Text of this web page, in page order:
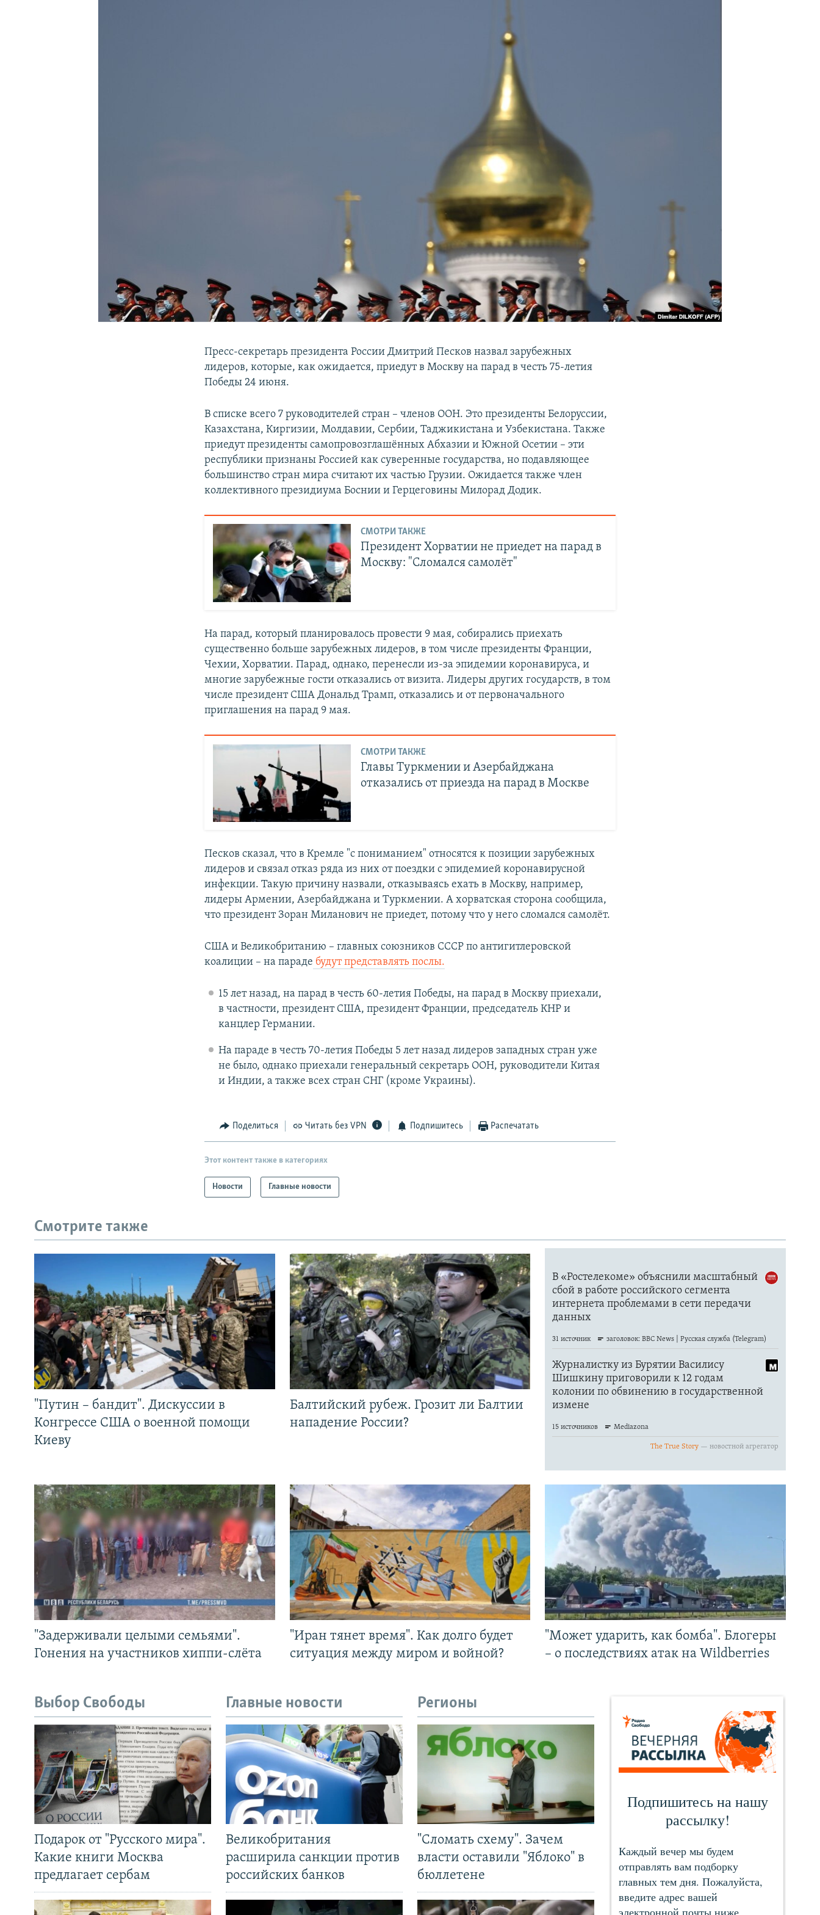
Пресс-секретарь президента России Дмитрий Песков назвал зарубежных
лидеров, которые, как ожидается, приедут в Москву на парад в честь 75-летия
Победы 24 июня.
В списке всего 7 руководителей стран – членов ООН. Это президенты Белоруссии,
Казахстана, Киргизии, Молдавии, Сербии, Таджикистана и Узбекистана. Также
приедут президенты самопровозглашённых Абхазии и Южной Осетии – эти
республики признаны Россией как суверенные государства, но подавляющее
большинство стран мира считают их частью Грузии. Ожидается также член
коллективного президиума Боснии и Герцеговины Милорад Додик.
СМОТРИ ТАКЖЕ
Президент Хорватии не приедет на парад в
Москву: "Сломался самолёт"
На парад, который планировалось провести 9 мая, собирались приехать
существенно больше зарубежных лидеров, в том числе президенты Франции,
Чехии, Хорватии. Парад, однако, перенесли из-за эпидемии коронавируса, и
многие зарубежные гости отказались от визита. Лидеры других государств, в том
числе президент США Дональд Трамп, отказались и от первоначального
приглашения на парад 9 мая.
СМОТРИ ТАКЖЕ
Главы Туркмении и Азербайджана
отказались от приезда на парад в Москве
Песков сказал, что в Кремле "с пониманием" относятся к позиции зарубежных
лидеров и связал отказ ряда из них от поездки с эпидемией коронавирусной
инфекции. Такую причину назвали, отказываясь ехать в Москву, например,
лидеры Армении, Азербайджана и Туркмении. А хорватская сторона сообщила,
что президент Зоран Миланович не приедет, потому что у него сломался самолёт.
США и Великобританию – главных союзников СССР по антигитлеровской
коалиции – на параде будут представлять послы.
15 лет назад, на парад в честь 60-летия Победы, на парад в Москву приехали,
в частности, президент США, президент Франции, председатель КНР и
канцлер Германии.
На параде в честь 70-летия Победы 5 лет назад лидеров западных стран уже
не было, однако приехали генеральный секретарь ООН, руководители Китая
и Индии, а также всех стран СНГ (кроме Украины).
Поделиться Читать без VPN Подпишитесь Распечатать
Этот контент также в категориях
Новости Главные новости
Смотрите также
"Путин – бандит". Дискуссии в
Конгрессе США о военной помощи
Киеву
Балтийский рубеж. Грозит ли Балтии
нападение России?
"Задерживали целыми семьями".
Гонения на участников хиппи-слёта
"Иран тянет время". Как долго будет
ситуация между миром и войной?
"Может ударить, как бомба". Блогеры
– о последствиях атак на Wildberries
Выбор Свободы
Подарок от "Русского мира".
Какие книги Москва
предлагает сербам
Главные новости
Великобритания
расширила санкции против
российских банков
Регионы
"Сломать схему". Зачем
власти оставили "Яблоко" в
бюллетене